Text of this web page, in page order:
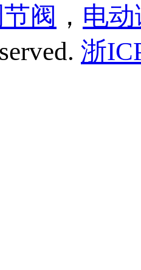
阀 ， 电
浙